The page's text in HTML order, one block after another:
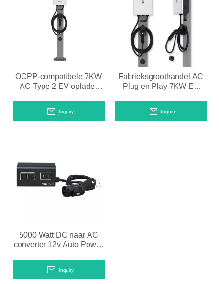
OCPP-compatibele 7KW
AC Type 2 EV-oplader
Inquiry
Fabrieksgroothandel AC
Plug en Play 7KW EV
Inquiry
5000 Watt DC naar AC
converter 12v Auto Power
Inquiry